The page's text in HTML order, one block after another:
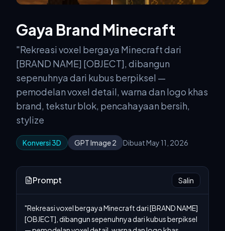
Gaya Brand Minecraft
"Rekreasi voxel bergaya Minecraft dari
[BRAND NAME] [OBJECT], dibangun
sepenuhnya dari kubus berpiksel —
pemodelan voxel detail, warna dan logo khas
brand, tekstur blok, pencahayaan bersih,
stylize
Konversi 3D GPT Image 2 Dibuat May 11, 2026
Prompt Salin
"Rekreasi voxel bergaya Minecraft dari [BRAND NAME]
[OBJECT], dibangun sepenuhnya dari kubus berpiksel